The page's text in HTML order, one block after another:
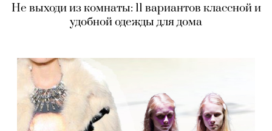
Не выходи из комнаты: 11 вариантов классной и
удобной одежды для дома